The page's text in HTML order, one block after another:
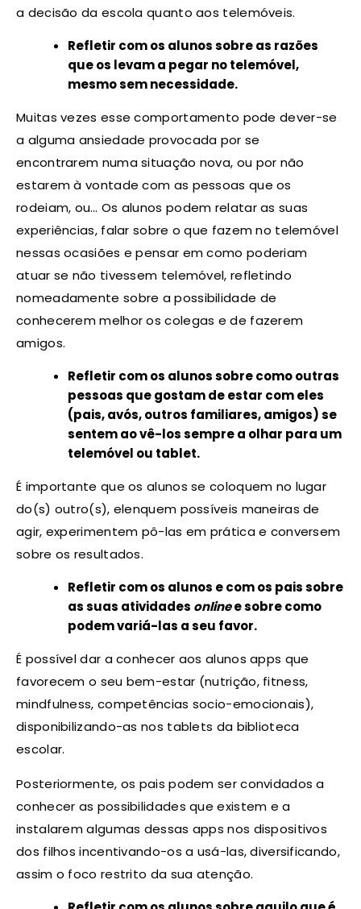
a decisão da escola quanto aos telemóveis.
Refletir com os alunos sobre as razões
que os levam a pegar no telemóvel,
mesmo sem necessidade.
Muitas vezes esse comportamento pode dever-se
a alguma ansiedade provocada por se
encontrarem numa situação nova, ou por não
estarem à vontade com as pessoas que os
rodeiam, ou… Os alunos podem relatar as suas
experiências, falar sobre o que fazem no telemóvel
nessas ocasiões e pensar em como poderiam
atuar se não tivessem telemóvel, refletindo
nomeadamente sobre a possibilidade de
conhecerem melhor os colegas e de fazerem
amigos.
Refletir com os alunos sobre como outras
pessoas que gostam de estar com eles
(pais, avós, outros familiares, amigos) se
sentem ao vê-los sempre a olhar para um
telemóvel ou tablet.
É importante que os alunos se coloquem no lugar
do(s) outro(s), elenquem possíveis maneiras de
agir, experimentem pô-las em prática e conversem
sobre os resultados.
Refletir com os alunos e com os pais sobre
as suas atividades onlinee sobre como
podem variá-las a seu favor.
É possível dar a conhecer aos alunos apps que
favorecem o seu bem-estar (nutrição, fitness,
mindfulness, competências socio-emocionais),
disponibilizando-as nos tablets da biblioteca
escolar.
Posteriormente, os pais podem ser convidados a
conhecer as possibilidades que existem e a
instalarem algumas dessas apps nos dispositivos
dos filhos incentivando-os a usá-las, diversificando,
assim o foco restrito da sua atenção.